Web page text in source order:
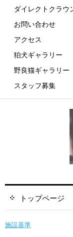
ダイレクトクラウ
お問い合わせ
アクセス
狛犬ギャラリー
野良猫ギャラリー
スタッフ募集
トップページ
施設基準